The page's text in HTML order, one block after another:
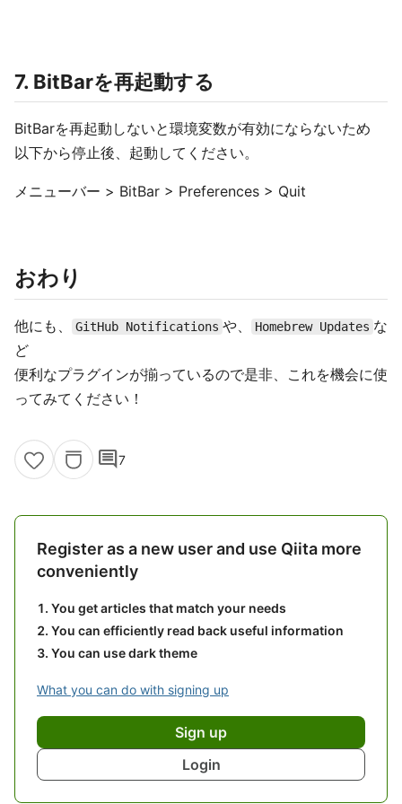
7. BitBarを再起動する
BitBarを再起動しないと環境変数が有効にならないため
以下から停止後、起動してください。
メニューバー > BitBar > Preferences > Quit
おわり
他にも、 GitHub Notifications や、 Homebrew Updates な
ど
便利なプラグインが揃っているので是非、これを機会に使
ってみてください！
comment7
Register as a new user and use Qiita more
conveniently
You get articles that match your needs
You can efficiently read back useful information
You can use dark theme
What you can do with signing up
Sign up
Login